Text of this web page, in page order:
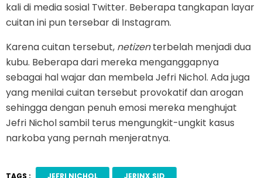
kali di media sosial Twitter. Beberapa tangkapan layar
cuitan ini pun tersebar di Instagram.
Karena cuitan tersebut, netizenterbelah menjadi dua
kubu. Beberapa dari mereka menganggapnya
sebagai hal wajar dan membela Jefri Nichol. Ada juga
yang menilai cuitan tersebut provokatif dan arogan
sehingga dengan penuh emosi mereka menghujat
Jefri Nichol sambil terus mengungkit-ungkit kasus
narkoba yang pernah menjeratnya.
TAGS : JEFRI NICHOL JERINX SID